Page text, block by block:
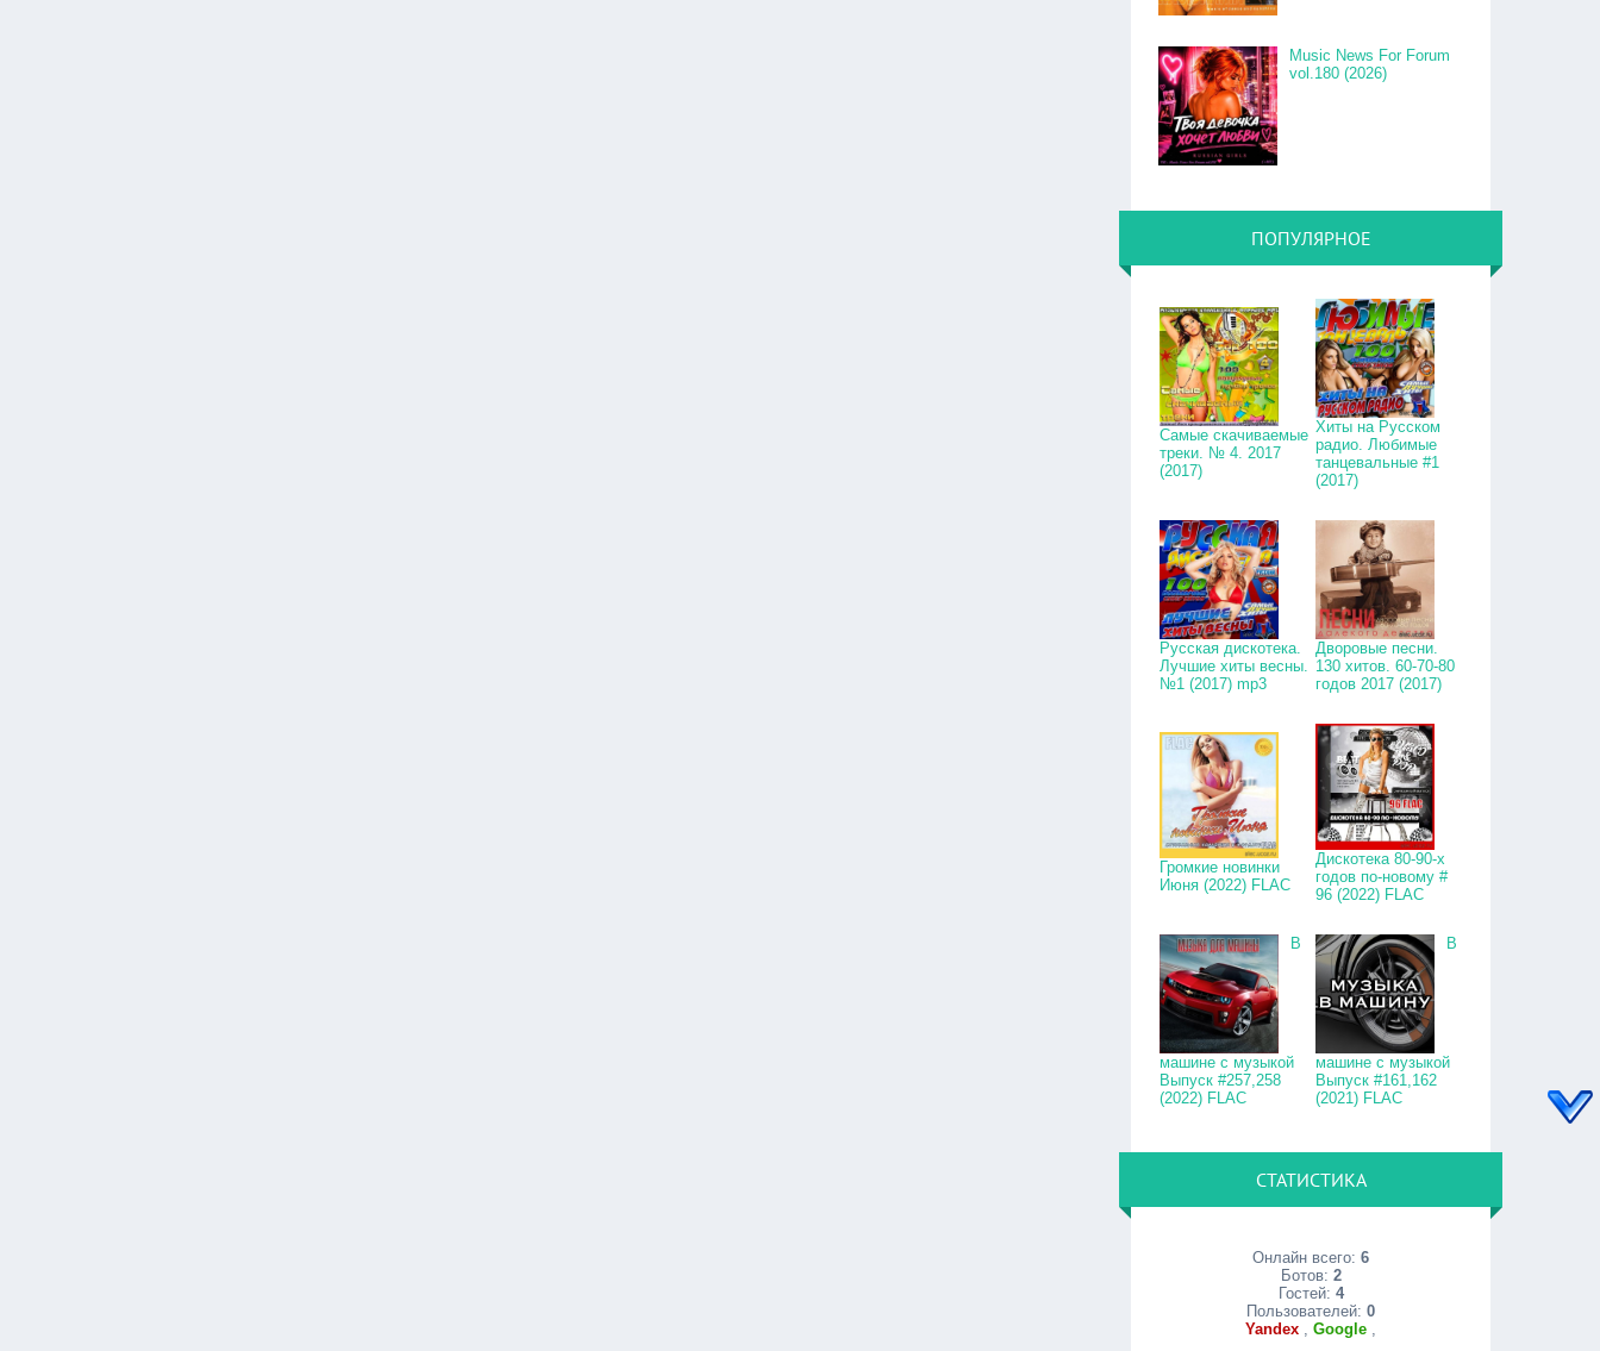
Music News For Forum
vol.180 (2026)
ПОПУЛЯРНОЕ
Самые скачиваемые
треки. № 4. 2017
(2017)
Хиты на Русском
радио. Любимые
танцевальные #1
(2017)
Русская дискотека.
Лучшие хиты весны.
№1 (2017) mp3
Дворовые песни.
130 хитов. 60-70-80
годов 2017 (2017)
Громкие новинки
Июня (2022) FLAC
Дискотека 80-90-х
годов по-новому #
96 (2022) FLAC
В
машине с музыкой
Выпуск #257,258
(2022) FLAC
В
машине с музыкой
Выпуск #161,162
(2021) FLAC
СТАТИСТИКА
Онлайн всего:6
Ботов: 2
Гостей: 4
Пользователей:0
Yandex ,Google ,